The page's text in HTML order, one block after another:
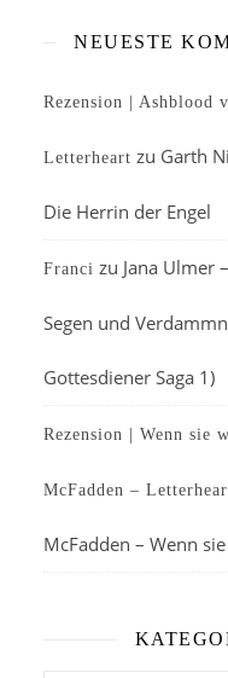
NEUESTE
Rezension | Ashblood
Letterheart zu Garth
Die Herrin der Engel
Franci zu Jana Ulmer
Segen und
Gottesdiener Saga 1)
Rezension | Wenn sie
McFadden –
McFadden – Wenn